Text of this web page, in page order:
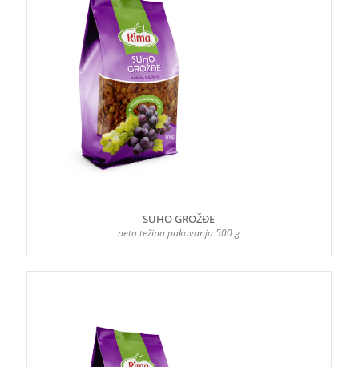
SUHO GROŽĐE
neto težina pakovanja 500 g